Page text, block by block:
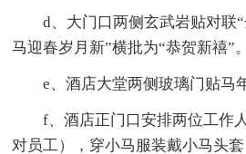
d、大门口两侧玄武岩贴对联
马迎春岁月新”横批为“恭贺新禧”。
e、酒店大堂两侧玻璃门贴马
f、酒店正门口安排两位工作
对员工），穿小马服装戴小马头